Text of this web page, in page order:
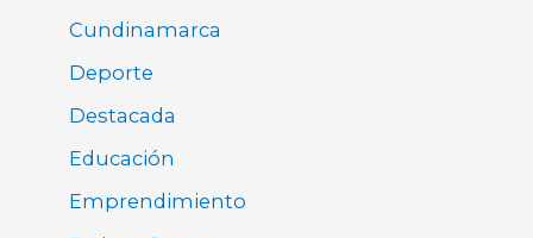
Cundinamarca
Deporte
Destacada
Educación
Emprendimiento